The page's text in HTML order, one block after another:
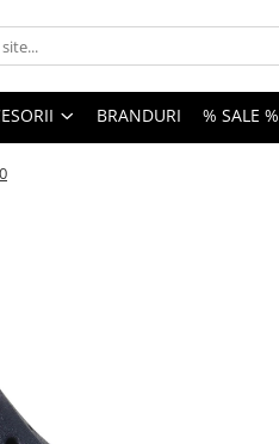
BRANDURI % SALE %